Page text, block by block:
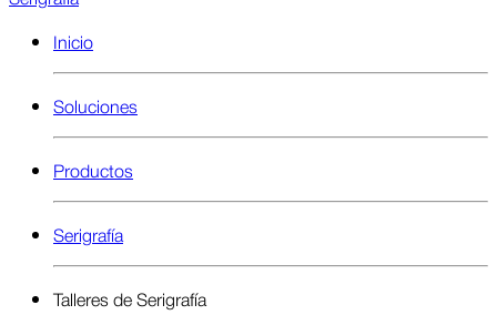
Inicio
Soluciones
Productos
Serigrafía
Talleres de Serigrafía